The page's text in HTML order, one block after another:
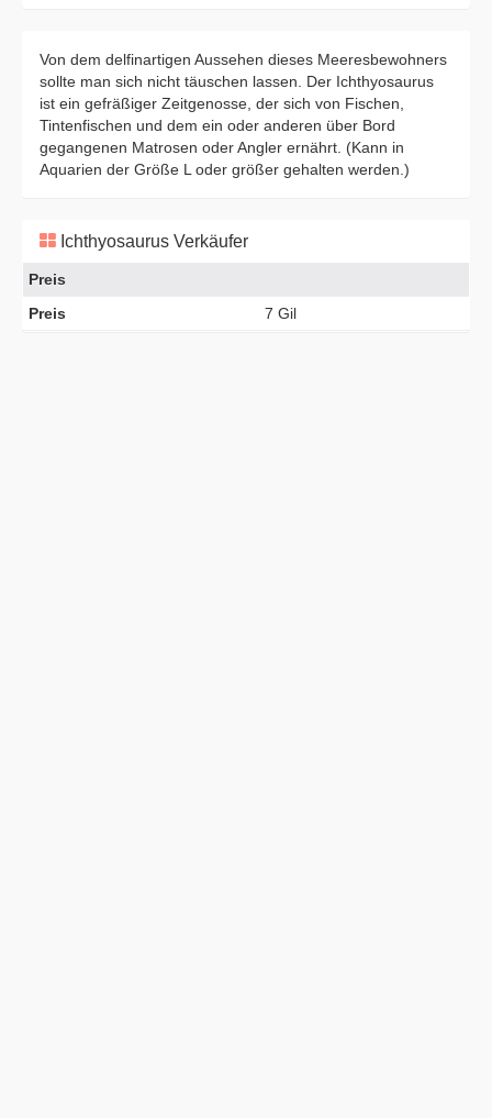
Von dem delfinartigen Aussehen dieses Meeresbewohners
sollte man sich nicht täuschen lassen. Der Ichthyosaurus
ist ein gefräßiger Zeitgenosse, der sich von Fischen,
Tintenfischen und dem ein oder anderen über Bord
gegangenen Matrosen oder Angler ernährt. (Kann in
Aquarien der Größe L oder größer gehalten werden.)
Ichthyosaurus Verkäufer
Preis
Preis
7 Gil